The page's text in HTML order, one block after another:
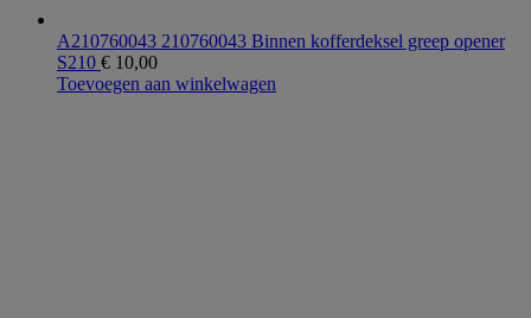
A210760043 210760043 Binnen kofferdeksel greep opener
S210 € 10,00
Toevoegen aan winkelwagen